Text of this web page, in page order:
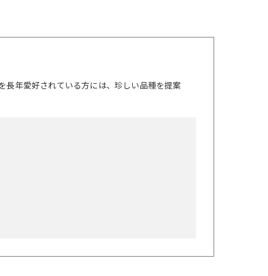
長年愛好されている方には、珍しい品種を提案